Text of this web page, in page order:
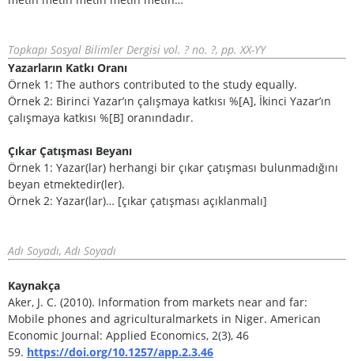
Topkapı Sosyal Bilimler Dergisi vol. ? no. ?, pp. XX-YY
Yazarların Katkı Oranı
Örnek 1: The authors contributed to the study equally.
Örnek 2: Birinci Yazar’ın çalışmaya katkısı %[A], İkinci Yazar’ın
çalışmaya katkısı %[B] oranındadır.
Çıkar Çatışması Beyanı
Örnek 1: Yazar(lar) herhangi bir çıkar çatışması bulunmadığını
beyan etmektedir(ler).
Örnek 2: Yazar(lar)… [çıkar çatışması açıklanmalı]
Adı Soyadı, Adı Soyadı
Kaynakça
Aker, J. C. (2010). Information from markets near and far:
Mobile phones and agriculturalmarkets in Niger. American
Economic Journal: Applied Economics, 2(3), 46
59. https://doi.org/10.1257/app.2.3.46